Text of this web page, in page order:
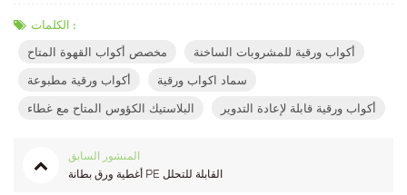
الكلمات :
مخصص أكواب القهوة المتاح
أكواب ورقية للمشروبات الساخنة
أكواب ورقية مطبوعة
سماد اكواب ورقية
البلاستيك الكؤوس المتاح مع غطاء
أكواب ورقية قابلة لإعادة التدوير
المنشور السابق
أغطية ورق بطانة PE القابلة للتحلل